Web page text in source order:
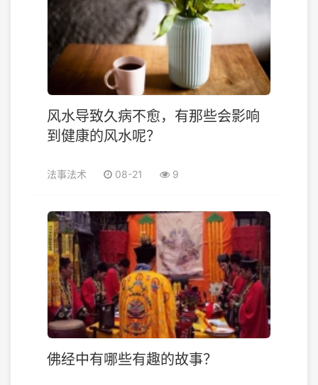
风水导致久病不愈，有那些会影响
到健康的风水呢？
法事法术 08-21 9
佛经中有哪些有趣的故事？